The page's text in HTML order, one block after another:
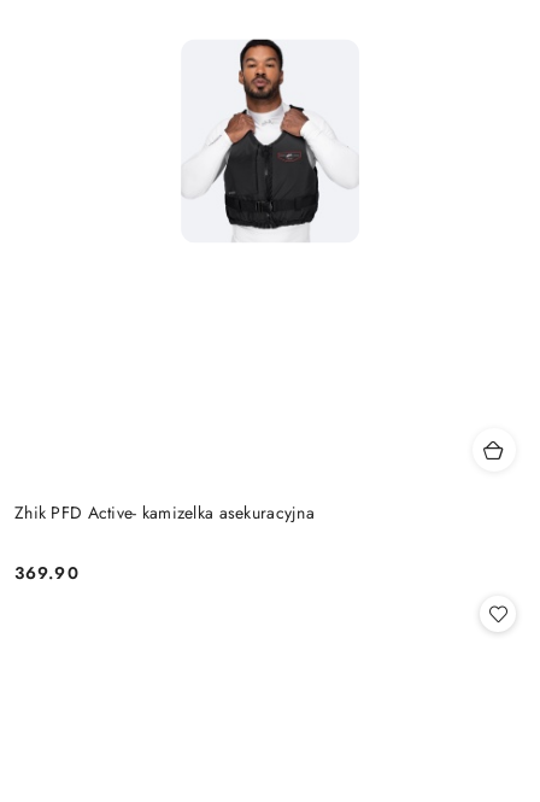
Zhik PFD Active- kamizelka asekuracyjna
Cena:
369.90